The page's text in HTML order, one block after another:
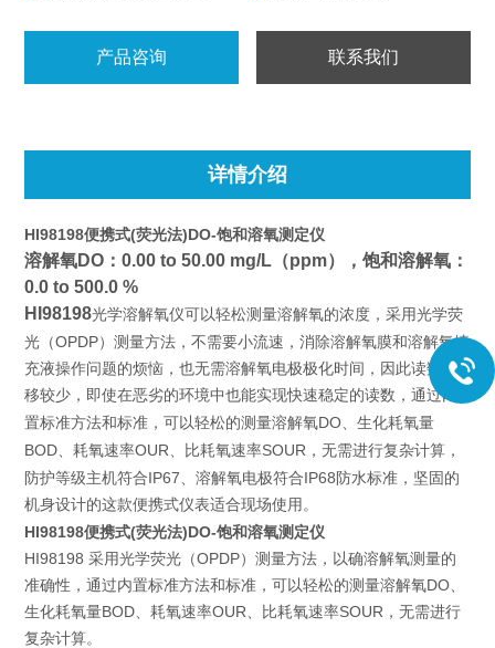
产品咨询 联系我们
详情介绍
HI98198便携式(荧光法)DO-饱和溶氧测定仪
溶解氧DO：0.00 to 50.00 mg/L（ppm），饱和溶解氧 ：
0.0 to 500.0 %
HI98198光学溶解氧仪可以轻松测量溶解氧的浓度，采用光学荧
光 （OPDP）测量方法，不需要小流速，消除溶解氧膜和溶解氧填
充液操作问题的烦恼，也无需溶解氧电极极化时间，因此读数漂
移较少，即使在恶劣的环境中也能实现快速稳定的读数，通过内
置标准方法和标准，可以轻松的测量溶解氧DO、生化耗氧量
BOD、耗氧速率OUR、比耗氧速率SOUR ，无需进行复杂计算，
防护等级主机符合IP67、溶解氧电极符合IP68 防水标准，坚固的
机身设计的这款便携式仪表适合现场使用。
HI98198便携式(荧光法)DO-饱和溶氧测定仪
HI98198 采用光学荧光（OPDP）测量方法，以确溶解氧测量的
准确性，通过内置标准方法和标准，可以轻松的测量溶解氧DO、
生化耗氧量BOD、耗氧速率OUR、比耗氧速率SOUR，无需进行
复杂计算。